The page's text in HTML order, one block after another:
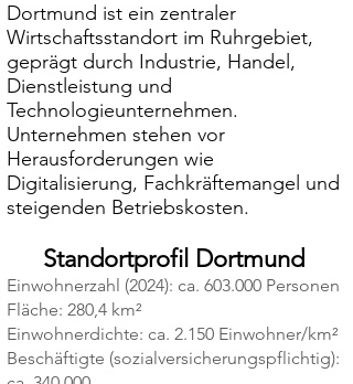
Dortmund ist ein zentraler
Wirtschaftsstandort im Ruhrgebiet,
geprägt durch Industrie, Handel,
Dienstleistung und
Technologieunternehmen.
Unternehmen stehen vor
Herausforderungen wie
Digitalisierung, Fachkräftemangel und
steigenden Betriebskosten.
Standortprofil Dortmund
Einwohnerzahl (2024): ca. 603.000 Personen
Fläche: 280,4 km²
Einwohnerdichte: ca. 2.150 Einwohner/km²
Beschäftigte (sozialversicherungspflichtig):